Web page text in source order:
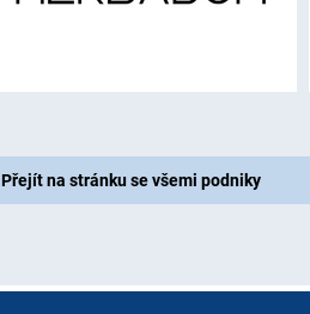
Přejít na stránku se všemi podniky